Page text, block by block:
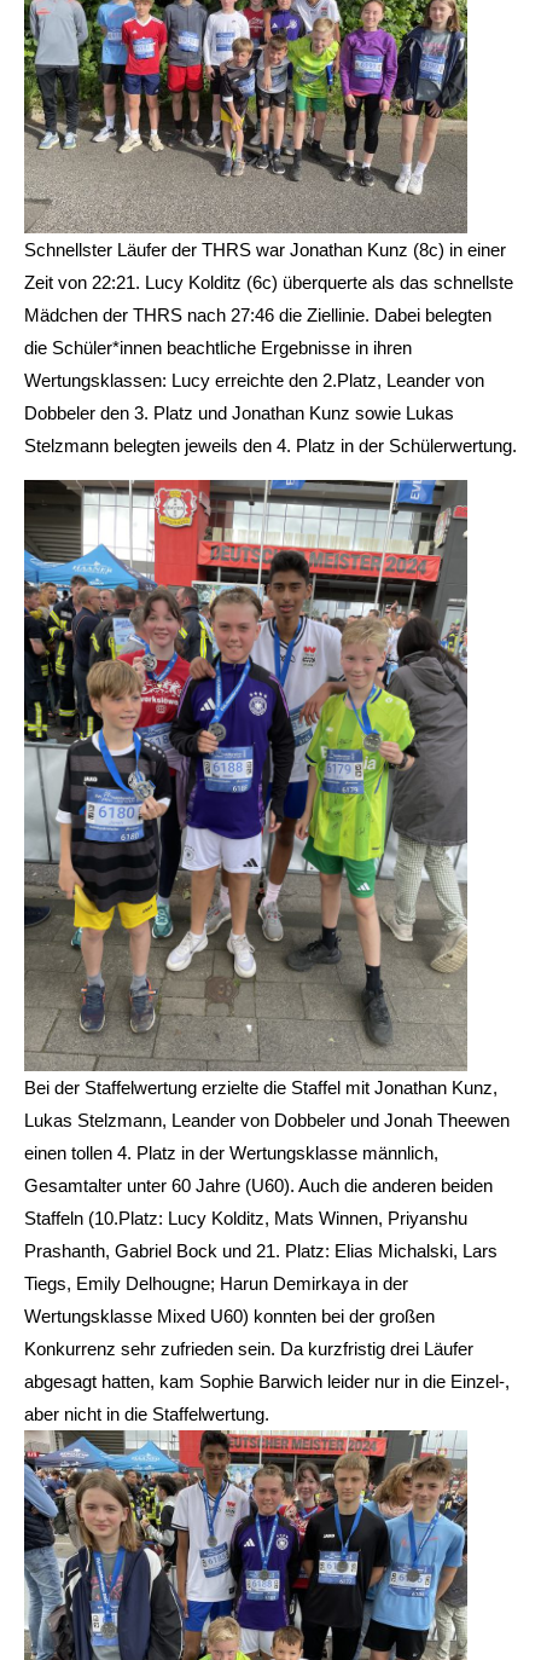
Schnellster Läufer der THRS war Jonathan Kunz (8c) in einer
Zeit von 22:21. Lucy Kolditz (6c) überquerte als das schnellste
Mädchen der THRS nach 27:46 die Ziellinie. Dabei belegten
die Schüler*innen beachtliche Ergebnisse in ihren
Wertungsklassen: Lucy erreichte den 2.Platz, Leander von
Dobbeler den 3. Platz und Jonathan Kunz sowie Lukas
Stelzmann belegten jeweils den 4. Platz in der Schülerwertung.
Bei der Staffelwertung erzielte die Staffel mit Jonathan Kunz,
Lukas Stelzmann, Leander von Dobbeler und Jonah Theewen
einen tollen 4. Platz in der Wertungsklasse männlich,
Gesamtalter unter 60 Jahre (U60). Auch die anderen beiden
Staffeln (10.Platz: Lucy Kolditz, Mats Winnen, Priyanshu
Prashanth, Gabriel Bock und 21. Platz: Elias Michalski, Lars
Tiegs, Emily Delhougne; Harun Demirkaya in der
Wertungsklasse Mixed U60) konnten bei der großen
Konkurrenz sehr zufrieden sein. Da kurzfristig drei Läufer
abgesagt hatten, kam Sophie Barwich leider nur in die Einzel-,
aber nicht in die Staffelwertung.